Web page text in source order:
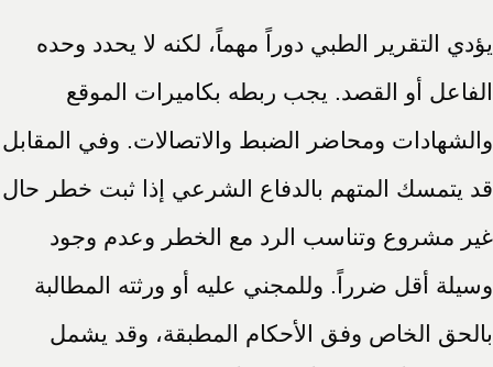
يؤدي التقرير الطبي دوراً مهماً، لكنه لا يحدد وحده
الفاعل أو القصد. يجب ربطه بكاميرات الموقع
والشهادات ومحاضر الضبط والاتصالات. وفي المقابل
قد يتمسك المتهم بالدفاع الشرعي إذا ثبت خطر حال
غير مشروع وتناسب الرد مع الخطر وعدم وجود
وسيلة أقل ضرراً. وللمجني عليه أو ورثته المطالبة
بالحق الخاص وفق الأحكام المطبقة، وقد يشمل